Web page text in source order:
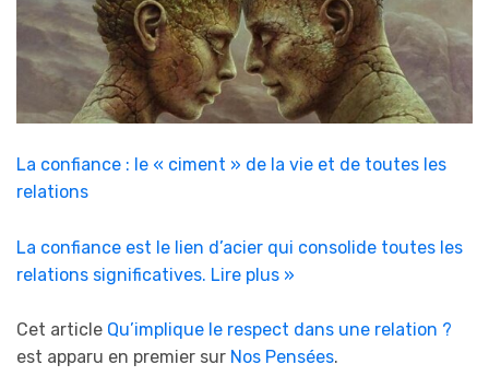
La confiance : le « ciment » de la vie et de toutes les
relations
La confiance est le lien d’acier qui consolide toutes les
relations significatives. Lire plus »
Cet article Qu’implique le respect dans une relation ?
est apparu en premier sur Nos Pensées.